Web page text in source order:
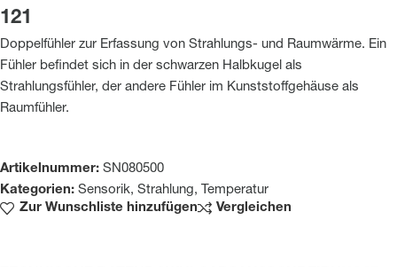
121
Doppelfühler zur Erfassung von Strahlungs- und Raumwärme. Ein
Fühler befindet sich in der schwarzen Halbkugel als
Strahlungsfühler, der andere Fühler im Kunststoffgehäuse als
Raumfühler.
Artikelnummer: SN080500
Kategorien: Sensorik, Strahlung, Temperatur
Zur Wunschliste hinzufügen
Vergleichen